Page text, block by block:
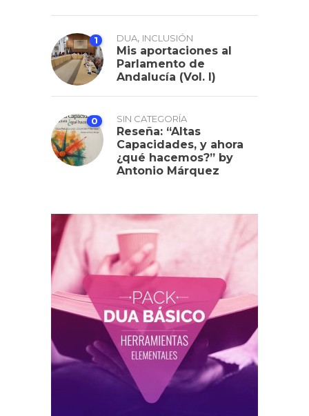
1 DUA, INCLUSIÓN
Mis aportaciones al
Parlamento de
Andalucía (Vol. I)
0 SIN CATEGORÍA
Reseña: “Altas
Capacidades, y ahora
¿qué hacemos?” by
Antonio Márquez